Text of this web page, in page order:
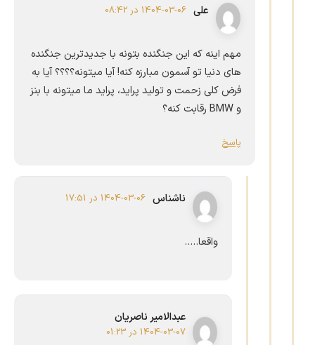
علی 1404-03-06 در 08:42
مهم اینه که این جنگنده بتونه با جدیدترین جنگنده
های دنیا تو آسمون مبارزه کنه! آیا میتونه؟؟؟؟ آیا به
فرض کلی زحمت و تولید پراید، پراید ما میتونه با بنز
و BMW رقابت کنه؟
پاسخ
ناشناس 1404-03-06 در 17:51
واقعا…..
عبدالامیر ناصریان
1404-03-07 در 01:23